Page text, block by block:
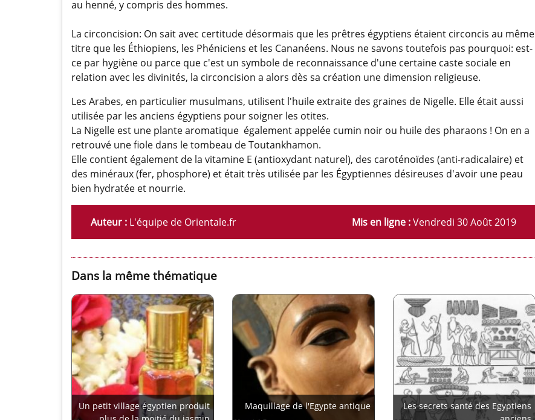
au henné, y compris des hommes.
La circoncision: On sait avec certitude désormais que les prêtres égyptiens étaient circoncis au même
titre que les Éthiopiens, les Phéniciens et les Cananéens. Nous ne savons toutefois pas pourquoi: est-
ce par hygiène ou parce que c'est un symbole de reconnaissance d'une certaine caste sociale en
relation avec les divinités, la circoncision a alors dès sa création une dimension religieuse.
Les Arabes, en particulier musulmans, utilisent l'huile extraite des graines de Nigelle. Elle était aussi
utilisée par les anciens égyptiens pour soigner les otites.
La Nigelle est une plante aromatique également appelée cumin noir ou huile des pharaons ! On en a
retrouvé une fiole dans le tombeau de Toutankhamon.
Elle contient également de la vitamine E (antioxydant naturel), des caroténoïdes (anti-radicalaire) et
des minéraux (fer, phosphore) et était très utilisée par les Égyptiennes désireuses d'avoir une peau
bien hydratée et nourrie.
Auteur : L'équipe de Orientale.fr Mis en ligne :Vendredi 30 Août 2019
Dans la même thématique
Un petit village égyptien produit
Maquillage de l'Egypte antique
Les secrets santé des Egyptiens